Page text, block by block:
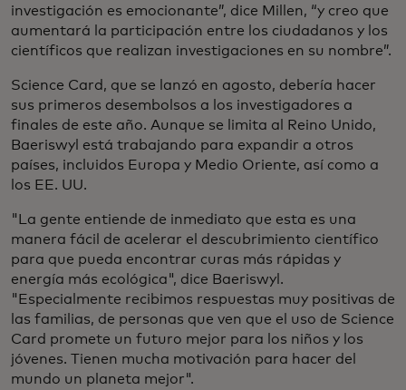
investigación es emocionante”, dice Millen, “y creo que
aumentará la participación entre los ciudadanos y los
científicos que realizan investigaciones en su nombre”.
Science Card, que se lanzó en agosto, debería hacer
sus primeros desembolsos a los investigadores a
finales de este año. Aunque se limita al Reino Unido,
Baeriswyl está trabajando para expandir a otros
países, incluidos Europa y Medio Oriente, así como a
los EE. UU.
"La gente entiende de inmediato que esta es una
manera fácil de acelerar el descubrimiento científico
para que pueda encontrar curas más rápidas y
energía más ecológica", dice Baeriswyl.
"Especialmente recibimos respuestas muy positivas de
las familias, de personas que ven que el uso de Science
Card promete un futuro mejor para los niños y los
jóvenes. Tienen mucha motivación para hacer del
mundo un planeta mejor".